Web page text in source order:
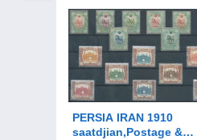
PERSIA IRAN 1910
saatdjian,Postage &